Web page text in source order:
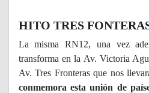
HITO TRES
La misma RN12, una vez
transforma en la Av. Victoria
Av. Tres Fronteras que nos
conmemora esta unión de